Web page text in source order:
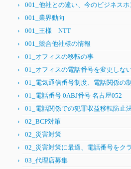
001_他社との違い、今のビジネス
001_業界動向
001_王様 NTT
001_競合他社様の情報
01_オフィスの移転の事
01_オフィスの電話番号を変更しな
01_電気通信番号制度、電話関係の
01_電話番号 0ABJ番号 名古屋052
01_電話関係での犯罪収益移転防止
02_BCP対策
02_災害対策
02_災害対策に最適、電話番号をク
03_代理店募集